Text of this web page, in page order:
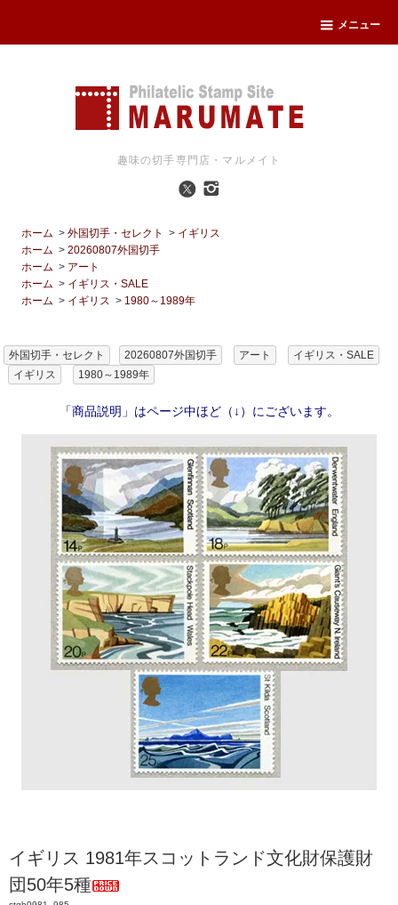
メニュー
趣味の切手専門店・マルメイト
ホーム >外国切手・セレクト > イギリス
ホーム >20260807外国切手
ホーム > アート
ホーム > イギリス・SALE
ホーム > イギリス > 1980～1989年
外国切手・セレクト 20260807外国切手 アート
イギリス・SALE
イギリス
1980～1989年
「商品説明」はページ中ほど（↓）にございます。
イギリス 1981年スコットランド文化財保護財
団50年5種